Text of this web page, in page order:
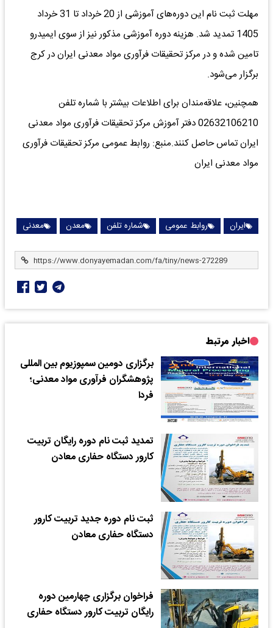
مهلت ثبت نام این دوره‌های آموزشی از 20 خرداد تا 31 خرداد
1405 تمدید شد. هزینه دوره آموزشی مذکور نیز از سوی ایمیدرو
تامین شده و در مرکز تحقیقات فرآوری مواد معدنی ایران در کرج
برگزار می‌شود.
همچنین، علاقه‌مندان برای اطلاعات بیشتر با شماره تلفن
02632106210 دفتر آموزش مرکز تحقیقات فرآوری مواد معدنی
ایران تماس حاصل کنند.منبع: روابط عمومی مرکز تحقیقات فرآوری
مواد معدنی ایران
ایران روابط عمومی شماره تلفن معدن معدنی
اخبار مرتبط
برگزاری دومین سمپوزیوم بین المللی
پژوهشگران فرآوری مواد معدنی؛
فردا
تمدید ثبت نام دوره رایگان تربیت
کارور دستگاه حفاری معادن
ثبت نام دوره جدید تربیت کارور
دستگاه حفاری معادن
فراخوان برگزاری چهارمین دوره
رایگان تربیت کارور دستگاه حفاری